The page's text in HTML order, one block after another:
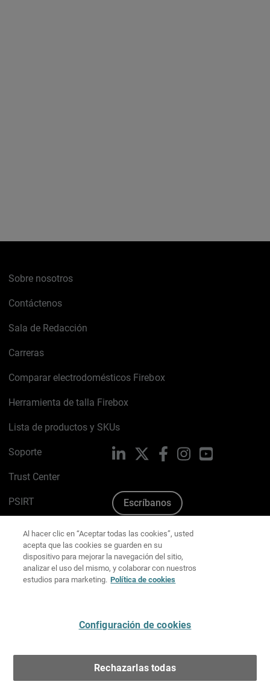
Sobre nosotros
Contáctenos
Sala de Redacción
Carreras
Comparar electrodomésticos Firebox
Herramienta de talla Firebox
Lista de productos y SKUs
Soporte
Trust Center
PSIRT
Política de privacidad
Kit de medios y marca
LinkedIn FacebookInstagramYouTube
Escríbanos
Español
Copyright © 1996-2026 WatchGuard Technologies, Inc.
acepta que las cookies se guarden en su
dispositivo para mejorar la navegación del sitio,
analizar el uso del mismo, y colaborar con nuestros
estudios para marketing. Política de cookies
Configuración de cookies
Rechazarlas todas